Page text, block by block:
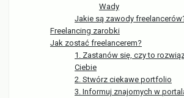
Wady
Jakie są zawody
Freelancing zarobki
Jak zostać freelancerem?
1. Zastanów się, czy to
Ciebie
2. Stwórz ciekawe portfolio
3. Informuj znajomych w